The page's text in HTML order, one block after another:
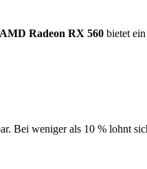
AMD Radeon RX 560 bietet
Bei weniger als 10 % lohnt